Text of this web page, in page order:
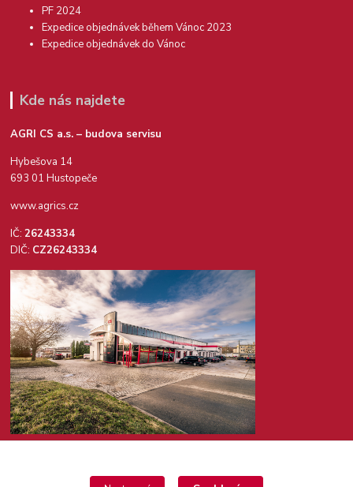
PF 2024
Expedice objednávek během Vánoc 2023
Expedice objednávek do Vánoc
Kde nás najdete
AGRI CS a.s. – budova servisu
Hybešova 14
693 01 Hustopeče
www.agrics.cz
IČ:26243334
DIČ: CZ26243334